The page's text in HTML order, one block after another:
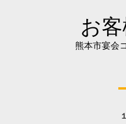
お
熊本市宴会
１